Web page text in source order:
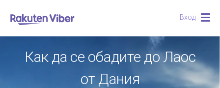
Вход
Как да се обадите до Лаос
от Дания